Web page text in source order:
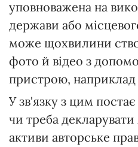
уповноважена на
держави або
може щохвилини
фото й відео з
пристрою,
У зв'язку з цим
чи треба декларувати
активи авторське